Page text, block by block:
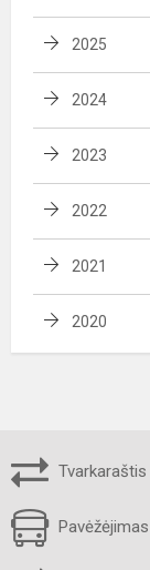
2025
2024
2023
2022
2021
2020
Tvarkaraštis
Pavėžėjimas